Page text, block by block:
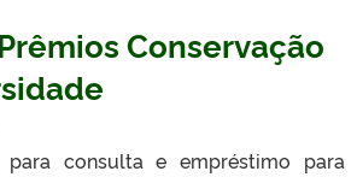
Conservação
para consulta e empréstimo para